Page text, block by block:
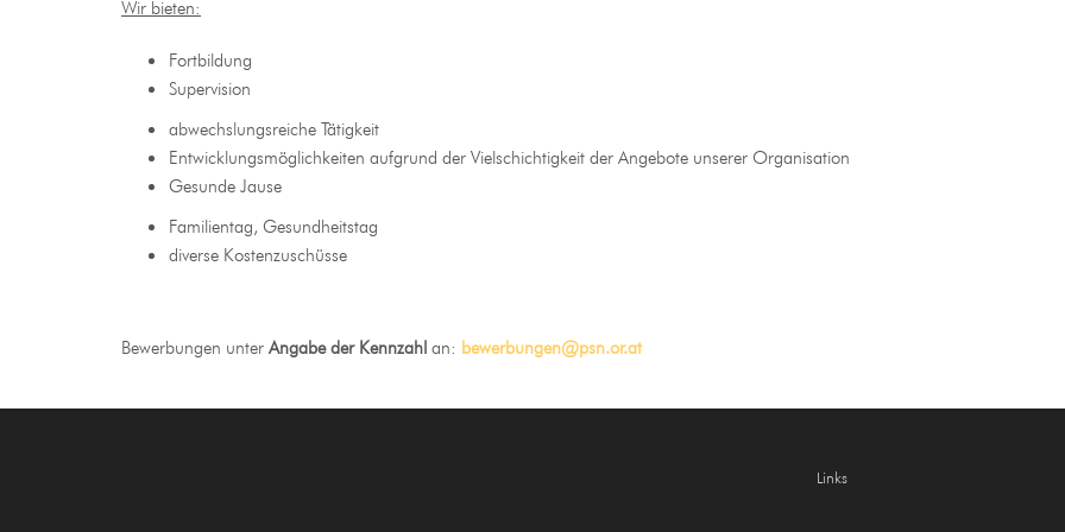
Wir bieten:
Fortbildung
Supervision
abwechslungsreiche Tätigkeit
Entwicklungsmöglichkeiten aufgrund der Vielschichtigkeit der Angebote unserer Organisation
Gesunde Jause
Familientag, Gesundheitstag
diverse Kostenzuschüsse
Bewerbungen unter Angabe der Kennzahl an: bewerbungen@psn.or.at
Links